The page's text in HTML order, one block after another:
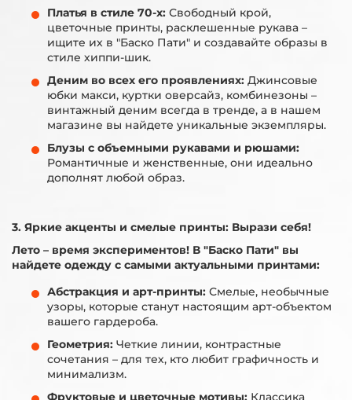
Платья в стиле 70-х: Свободный крой,
цветочные принты, расклешенные рукава –
ищите их в "Баско Пати" и создавайте образы в
стиле хиппи-шик.
Деним во всех его проявлениях: Джинсовые
юбки макси, куртки оверсайз, комбинезоны –
винтажный деним всегда в тренде, а в нашем
магазине вы найдете уникальные экземпляры.
Блузы с объемными рукавами и рюшами:
Романтичные и женственные, они идеально
дополнят любой образ.
3. Яркие акценты и смелые принты: Вырази себя!
Лето – время экспериментов! В "Баско Пати" вы
найдете одежду с самыми актуальными принтами:
Абстракция и арт-принты: Смелые, необычные
узоры, которые станут настоящим арт-объектом
вашего гардероба.
Геометрия: Четкие линии, контрастные
сочетания – для тех, кто любит графичность и
минимализм.
Фруктовые и цветочные мотивы: Классика